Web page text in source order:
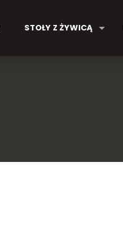
STOŁY Z ŻYWICĄ